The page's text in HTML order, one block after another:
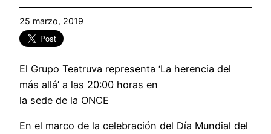
25 marzo, 2019
El Grupo Teatruva representa ‘La herencia del
más allá’ a las 20:00 horas en
la sede de la ONCE
En el marco de la celebración del Día Mundial del